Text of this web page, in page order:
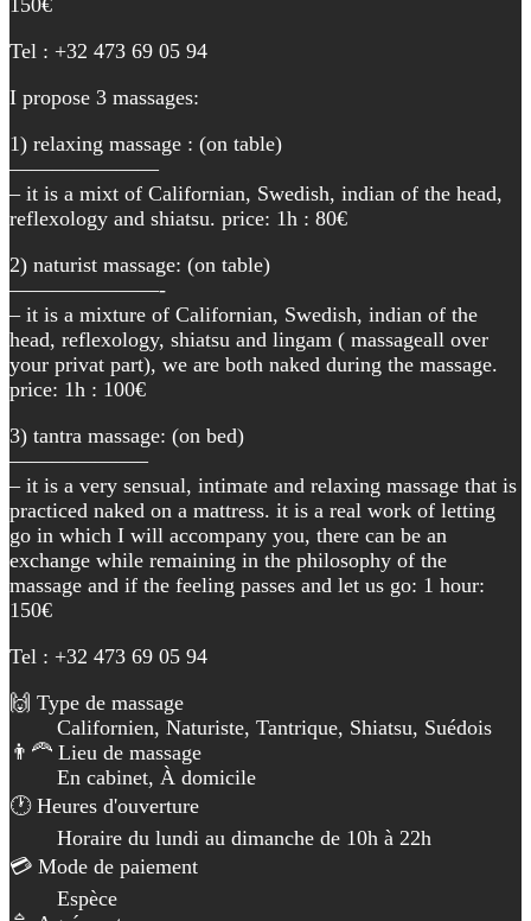
Tel : +32 473 69 05 94
I propose 3 massages:
1) relaxing massage : (on table)
———————
– it is a mixt of Californian, Swedish, indian of the head,
reflexology and shiatsu. price: 1h : 80€
2) naturist massage: (on table)
———————-
– it is a mixture of Californian, Swedish, indian of the
head, reflexology, shiatsu and lingam ( massageall over
your privat part), we are both naked during the massage.
price: 1h : 100€
3) tantra massage: (on bed)
——————–
– it is a very sensual, intimate and relaxing massage that is
practiced naked on a mattress. it is a real work of letting
go in which I will accompany you, there can be an
exchange while remaining in the philosophy of the
massage and if the feeling passes and let us go: 1 hour:
150€
Tel : +32 473 69 05 94
🙌 Type de massage
Californien, Naturiste, Tantrique, Shiatsu, Suédois
👨‍🦰 Lieu de massage
En cabinet, À domicile
🕐 Heures d'ouverture
Horaire du lundi au dimanche de 10h à 22h
💳 Mode de paiement
Espèce